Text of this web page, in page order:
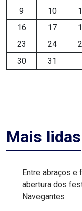
EVENTOS
FAKE
NEWS
DAS
CRIANÇAS
FESTA
DO
9
10
16
17
23
24
30
31
Mais lidas
Entre abraços e
abertura dos
Navegantes